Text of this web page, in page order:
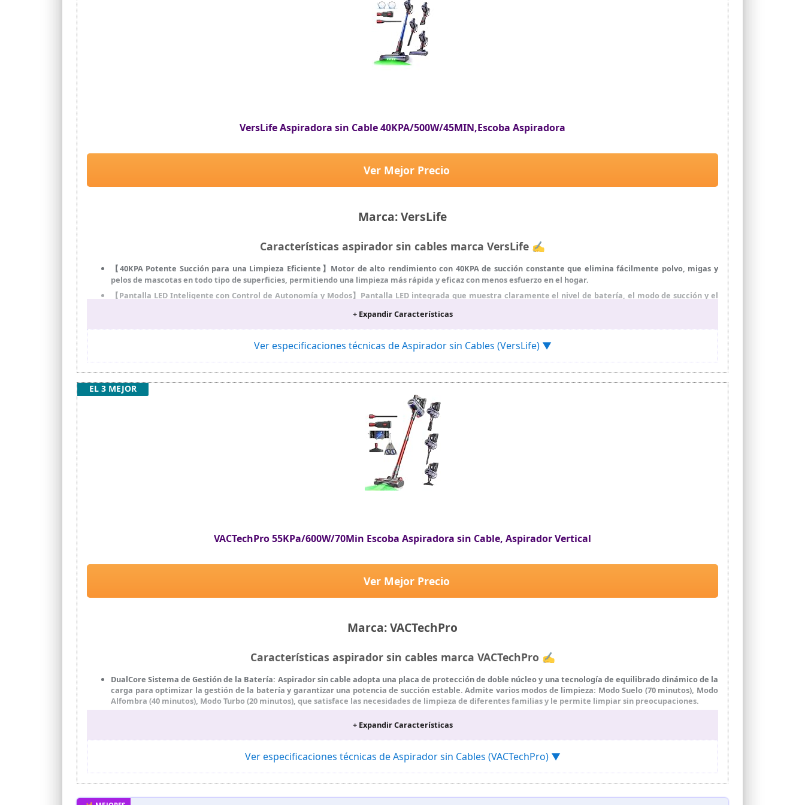
【Sistema de filtración de alta eficiencia】Con la nueva tecnología de ciclón y el enrejado de alta densidad, el aspirador inalámbrico potente ayuda a eliminar
hasta el 99,97% de las partículas de polvo microscópicas de hasta 0,3 micrones, por lo que este aspirador recargable proporciona aire purificado para tu
familia. Nota: el filtro HEPA es lavable y se incluyen dos de repuesto de forma gratuita. Limpiar el filtro con regularidad evitará una succión débil y bloqueos
VersLife Aspiradora sin Cable 40KPA/500W/45MIN,Escoba Aspiradora
Marca: VersLife
Ver Mejor Precio
Características aspirador sin cables marca VersLife ✍
【40KPA Potente Succión para una Limpieza Eficiente】Motor de alto rendimiento con 40KPA de succión constante que elimina fácilmente polvo, migas y
pelos de mascotas en todo tipo de superficies, permitiendo una limpieza más rápida y eficaz con menos esfuerzo en el hogar.
【Pantalla LED Inteligente con Control de Autonomía y Modos】Pantalla LED integrada que muestra claramente el nivel de batería, el modo de succión y el
【Cepillo con Luz Verde y Cabezal Flexible 90°/180°】El cepillo con luz LED verde ayuda a detectar polvo oculto en zonas oscuras, mientras que su cabezal
flexible con giro de 90° vertical y 180° horizontal permite acceder fácilmente a espacios bajos y rincones difíciles, logrando una limpieza más completa.
【Filtración Ciclónica de 6 Etapas de Alta Eficiencia】Sistema avanzado de filtración ciclónica que separa eficazmente el polvo del flujo de aire para mantener
una succión estable. Captura hasta el 99,99 % de partículas finas de hasta 0,3 micras, incluyendo polvo y alérgenos, ayudando a mejorar la calidad del aire en
el hogar.
【Accesorios Multifuncionales para Limpieza Total del Hogar】Incluye múltiples accesorios que permiten limpiar fácilmente suelos, muebles, cortinas,
escaleras y el interior del coche, con la posibilidad de alternar entre modo vertical y de mano para una limpieza más completa en todo el hogar.
【Diseño Autoportante,Tubo Telescópico y Vaciado con Un Botón】Diseño autoportante que permite mantener la aspiradora en posición vertical sin soporte
adicional, tubo telescópico ajustable para adaptarse a diferentes alturas y un sistema de vaciado de depósito con un solo botón que facilita una limpieza más
+ Expandir Características
Ver especificaciones técnicas de Aspirador sin Cables (VersLife) ▼
VACTechPro 55KPa/600W/70Min Escoba Aspiradora sin Cable, Aspirador Vertical
Marca: VACTechPro
Ver Mejor Precio
EL 3 MEJOR
Características aspirador sin cables marca VACTechPro ✍
DualCore Sistema de Gestión de la Batería: Aspirador sin cable adopta una placa de protección de doble núcleo y una tecnología de equilibrado dinámico de la
carga para optimizar la gestión de la batería y garantizar una potencia de succión estable. Admite varios modos de limpieza: Modo Suelo (70 minutos), Modo
Alfombra (40 minutos), Modo Turbo (20 minutos), que satisface las necesidades de limpieza de diferentes familias y le permite limpiar sin preocupaciones.
especial de reducción de ruido (<62 dB) para un funcionamiento silencioso que no molestará a su familia ni a sus mascotas. La potencia de aspiración máxima
de la aspiradora, de hasta 55 kPa, elimina la suciedad más incrustada y las partículas más difíciles de alfombras, suelos y grietas para una limpieza potente y
Pantalla Interactiva Inteligente LED: Escoba aspiradora sin cable está equipado con una pantalla táctil LED HD inteligente que puede manejarse con una sola
mano, lo que facilita el ajuste de la potencia de succión, la supervisión del estado de la batería y el seguimiento preciso del progreso de la limpieza. Con 9
funciones de monitorización inteligente, como la advertencia de error de carga, la monitorización de la temperatura, el recordatorio de polvo lleno y el
recordatorio de atasco, puede realizar un seguimiento del estado del dispositivo, localizar los problemas y disfrutar de una experiencia de limpieza eficiente
+ Expandir Características
Ver especificaciones técnicas de Aspirador sin Cables (VACTechPro) ▼